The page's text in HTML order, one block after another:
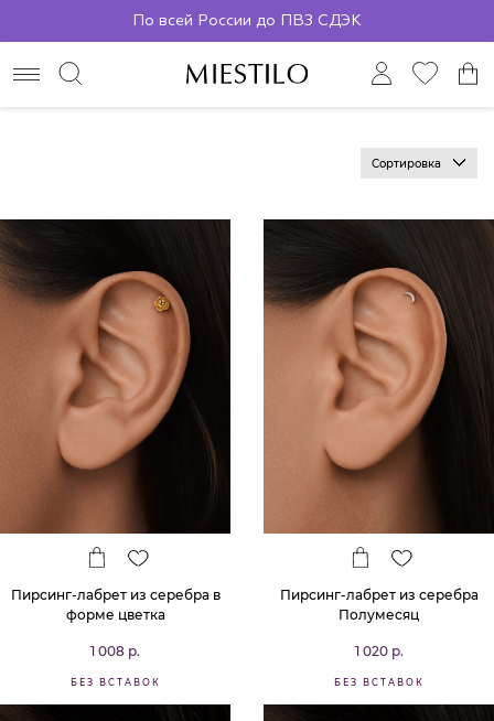
По всей России до ПВЗ СДЭК
Сортировка
Пирсинг-лабрет из серебра в
форме цветка
1 008 р.
БЕЗ ВСТАВОК
Пирсинг-лабрет из серебра
Полумесяц
1 020 р.
БЕЗ ВСТАВОК